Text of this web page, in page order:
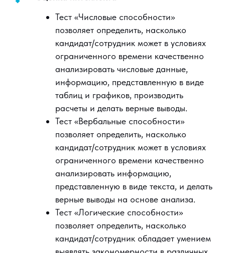
Тест «Числовые способности»
позволяет определить, насколько
кандидат/сотрудник может в условиях
ограниченного времени качественно
анализировать числовые данные,
информацию, представленную в виде
таблиц и графиков, производить
расчеты и делать верные выводы.
Тест «Вербальные способности»
позволяет определить, насколько
кандидат/сотрудник может в условиях
ограниченного времени качественно
анализировать информацию,
представленную в виде текста, и делать
верные выводы на основе анализа.
Тест «Логические способности»
позволяет определить, насколько
кандидат/сотрудник обладает умением